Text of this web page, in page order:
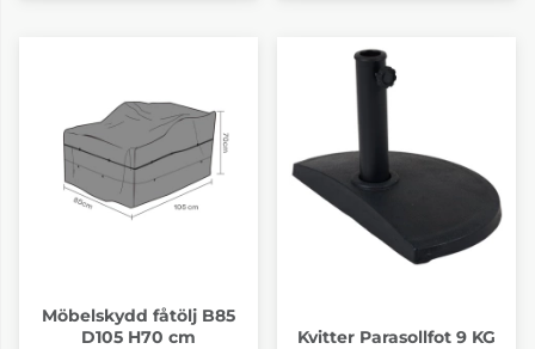
Möbelskydd fåtölj B85
D105 H70 cm
Kvitter Parasollfot 9 KG